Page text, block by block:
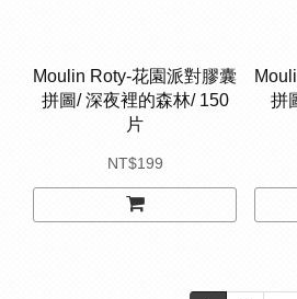
Moulin Roty-花園派對膠囊
拼圖/ 深夜裡的森林/ 150
片
NT$199
拼